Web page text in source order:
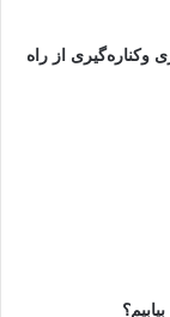
وکناره‌گیری از راه